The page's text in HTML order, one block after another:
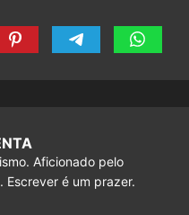
Aficionado pelo
Escrever é um prazer.